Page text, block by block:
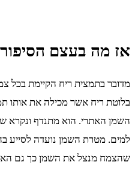
אז מה בעצם
מדובר בתמצית ריח הקיימת בכל
בלוטת ריח אשר מכילה את אותו
השמן האתרי. הוא מתנדף ונקרא
למים. מטרת השמן נועדה לסייע
שהצמח מנצל את השמן כך גם